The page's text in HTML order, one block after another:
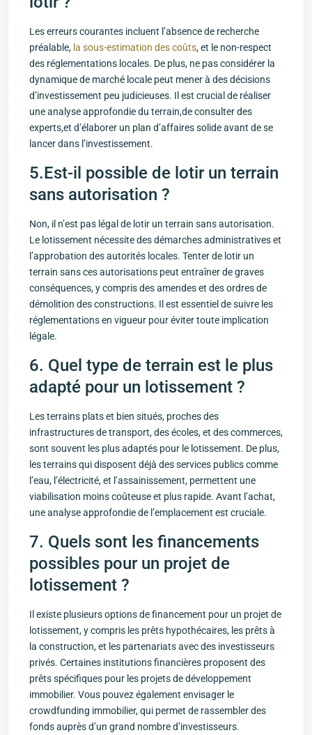
Les erreurs courantes incluent l’absence de recherche
préalable, la sous-estimation des coûts, et ⁣le non-respect
des réglementations locales. De plus, ne pas considérer la
dynamique de marché locale peut mener ⁣à des décisions
d’investissement peu judicieuses. Il est crucial de réaliser
une analyse approfondie du terrain,de consulter des
experts,et d’élaborer‌ un plan d’affaires solide avant de se
lancer dans l’investissement.
5.Est-il possible de⁤ lotir un terrain
‌sans autorisation ?
Non, il n’est pas légal de lotir ⁣un terrain ‌sans autorisation.
Le ​lotissement nécessite des démarches administratives et
l’approbation des autorités locales. Tenter de lotir un
terrain sans ces autorisations peut entraîner de graves
conséquences, y⁢ compris des amendes et des ordres de
démolition des constructions. Il est essentiel de suivre les
réglementations en vigueur pour éviter toute implication
légale.
6. Quel type de terrain est le⁢ plus
adapté pour un lotissement⁤ ?
Les terrains plats et bien situés, proches​ des
infrastructures de ‍transport, des écoles, ‌et des commerces,
sont souvent les plus adaptés pour le lotissement. De plus,
les terrains‍ qui ⁤disposent déjà des services publics comme
‌l’eau, l’électricité, et l’assainissement, permettent une
viabilisation ​moins coûteuse⁣ et⁢ plus rapide.‌ Avant l’achat,
une analyse approfondie de l’emplacement est ​cruciale.
7. Quels sont ⁣les financements
possibles ⁢pour un ‌projet de
lotissement ?
Il⁤ existe plusieurs options de⁣ financement pour un projet de
​lotissement, y ‌compris les prêts hypothécaires, les prêts‍ à
la construction,⁣ et les partenariats ​avec des investisseurs⁣
privés. Certaines institutions financières proposent des
prêts spécifiques pour les projets de développement
immobilier. Vous pouvez également envisager le
crowdfunding immobilier, qui permet ‍de rassembler des
fonds auprès d’un grand nombre d’investisseurs.